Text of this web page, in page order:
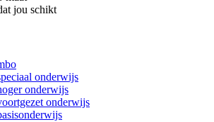
jou schikt
onderwijs
onderwijs
onderwijs